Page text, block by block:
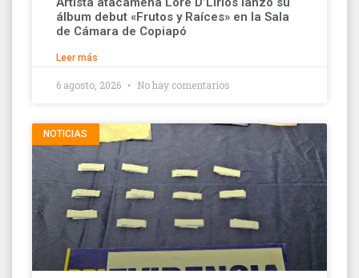
álbum debut «Frutos y Raíces» en la Sala
de Cámara de Copiapó
Leer más
6 agosto, 2026 No hay comentarios
NOTICIAS